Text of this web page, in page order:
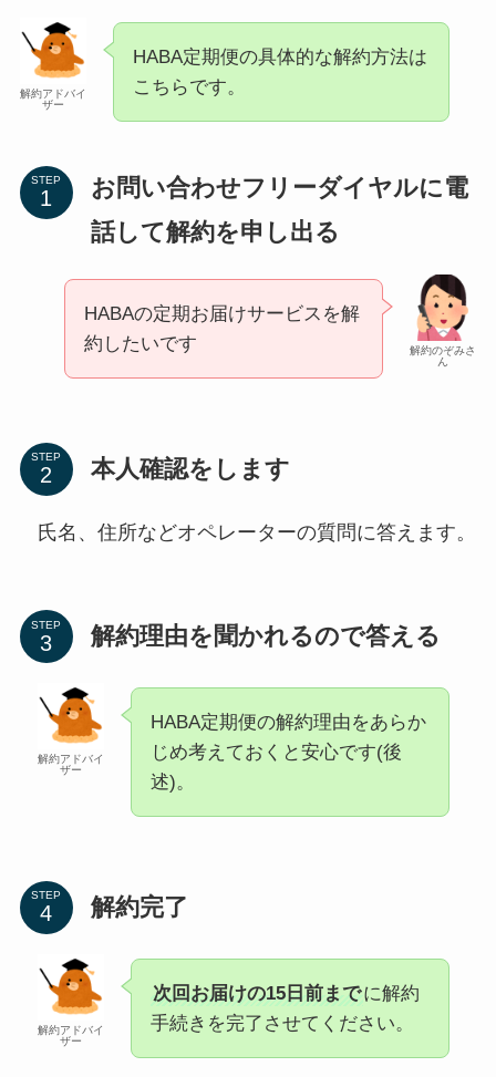
解約アドバイ
ザー
HABA定期便の具体的な解約方法は
こちらです。
STEP
お問い合わせフリーダイヤルに電
話して解約を申し出る
解約のぞみさ
ん
HABAの定期お届けサービスを解
約したいです
STEP 本人確認をします
氏名、住所などオペレーターの質問に答えます。
STEP 解約理由を聞かれるので答える
解約アドバイ
ザー
HABA定期便の解約理由をあらか
じめ考えておくと安心です(後
述)。
STEP 解約完了
解約アドバイ
ザー
次回お届けの15日前までに解約
手続きを完了させてください。